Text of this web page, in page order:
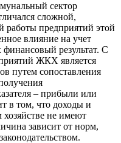
сектор
сложной,
предприятий этой
влияние на учет
результат. С
ЖКХ является
путем сопоставления
– прибыли или
в том, что доходы и
не имеют
зависит от норм,